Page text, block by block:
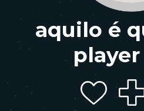
aquilo é
player